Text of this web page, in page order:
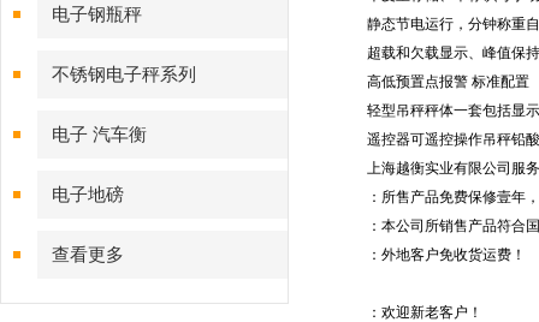
电子钢瓶秤
不锈钢电子秤系列
电子 汽车衡
电子地磅
查看更多
静态节电运行， 分钟称重
超载和欠载显示、峰值保持
高低预置点报警 标准配置
轻型吊秤秤体一套包括显
遥控器可遥控操作吊秤铅
上海越衡实业有限公司服
：所售产品免费保修壹年
：本公司所销售产品符合
：外地客户免收货运费！
：欢迎新老客户！